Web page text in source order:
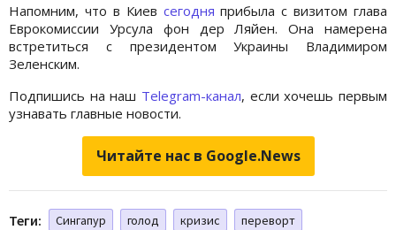
Напомним, что в Киев сегодня прибыла с визитом глава
Еврокомиссии Урсула фон дер Ляйен. Она намерена
встретиться с президентом Украины Владимиром
Зеленским.
Подпишись на наш Telegram-канал, если хочешь первым
узнавать главные новости.
Читайте нас в Google.News
Теги: Сингапур голод кризис
переворт